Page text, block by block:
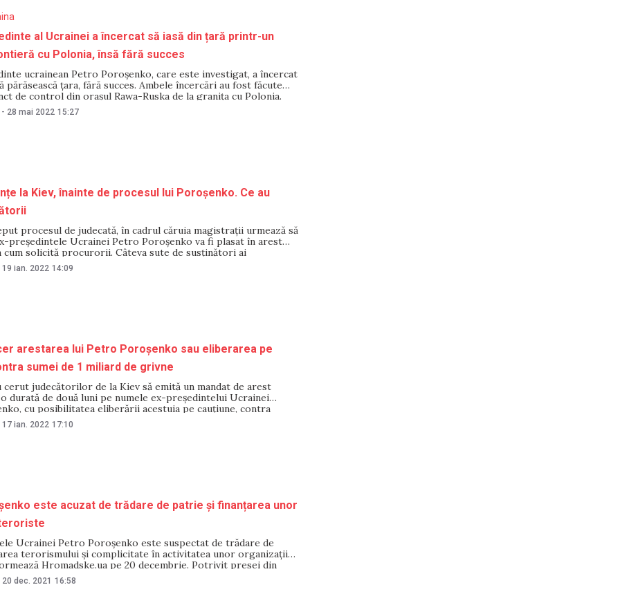
al Ucrainei a încercat să iasă din țară printr-un
cu Polonia, însă fără succes
ucrainean Petro Poroșenko, care este investigat, a încercat
părăsească țara, fără succes. Ambele încercări au fost făcute
de control din orașul Rawa-Ruska de la granița cu Polonia.
Europeană a lui Poroșenko a raportat că fostul
să părăsească
- 28 mai 2022 15:27
la Kiev, înainte de procesul lui Poroșenko. Ce au
procesul de judecată, în cadrul căruia magistrații urmează să
președintele Ucrainei Petro Poroșenko va fi plasat în arest
cum solicită procurorii. Câteva sute de susținători ai
venit în fața sediului Judecătoriei. La un moment dat, între
de
19 ian. 2022 14:09
arestarea lui Petro Poroșenko sau eliberarea pe
sumei de 1 miliard de grivne
judecătorilor de la Kiev să emită un mandat de arest
durată de două luni pe numele ex-președintelui Ucrainei
cu posibilitatea eliberării acestuia pe cauțiune, contra
de grivne, informează agenția Interfax. Astăzi, în capitala
prima ședință
17 ian. 2022 17:10
este acuzat de trădare de patrie și finanțarea unor
Ucrainei Petro Poroșenko este suspectat de trădare de
terorismului și complicitate în activitatea unor organizații
Hromadske.ua pe 20 decembrie. Potrivit presei din
a fost informat despre acuzații prin poștă, întrucât nu se
secretarul Serviciului de Apărare și Securitate al Ucrainei
20 dec. 2021 16:58